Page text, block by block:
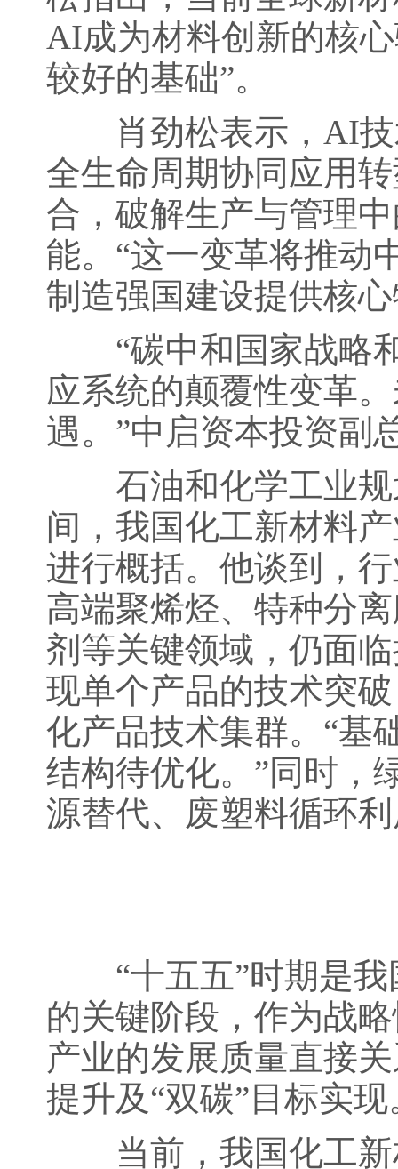
AI成为材料创新的核
较好的基础”。
肖劲松表示，AI技
全生命周期协同应用
合，破解生产与管理
能。“这一变革将推动
制造强国建设提供核
“碳中和国家战略和
应系统的颠覆性变革
遇。”中启资本投资副
石油和化学工业规
间，我国化工新材料
进行概括。他谈到，
高端聚烯烃、特种分
剂等关键领域，仍面
现单个产品的技术突
化产品技术集群。“基
结构待优化。”同时，
源替代、废塑料循环
“十五五”时期是我
的关键阶段，作为战
产业的发展质量直接
提升及“双碳”目标实现
当前，我国化工新